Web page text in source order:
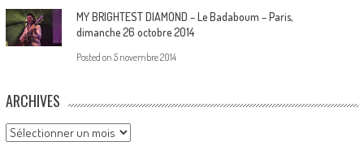
MY BRIGHTEST DIAMOND – Le Badaboum – Paris,
dimanche 26 octobre 2014
Posted on 5 novembre 2014
ARCHIVES
Archives